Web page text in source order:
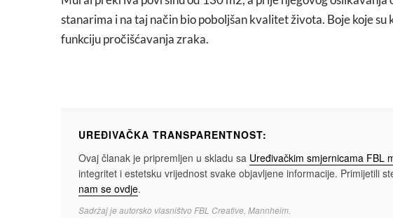
stanarima i na taj način bio poboljšan kvalitet života. Boje koje
funkciju pročišćavanja zraka.
UREĐIVAČKA TRANSPARENTNOST:
Ovaj članak je pripremljen u skladu sa Uređivačkim smjernicama FBL
integritet i estetsku vrijednost svake objavljene informacije. Primijetili
nam se ovdje.
Sadržaj je autorsko vlasništvo FBL Creative, Mannheim.